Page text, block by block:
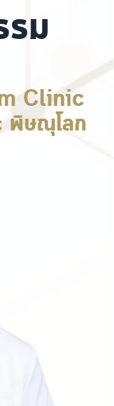
ม
Clinic
พิษณุโลก